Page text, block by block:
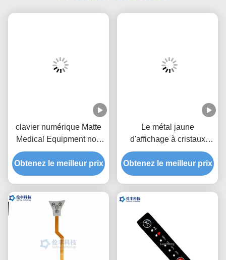
clavier numérique Matte
Medical Equipment non
tactile de membrane de
3M467 LED
Obtenez le meilleur prix
Le métal jaune
d'affichage à cristaux
liquides de clavier
numérique de membrane
de LED couvre d'un dôme
Obtenez le meilleur prix